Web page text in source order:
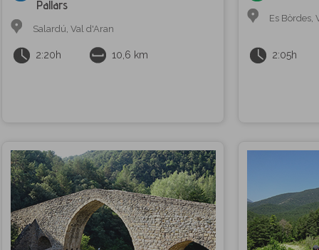
Pallars
Salardú, Val d'Aran
2:20h 10,6 km
Es Bòrdes,
2:05h